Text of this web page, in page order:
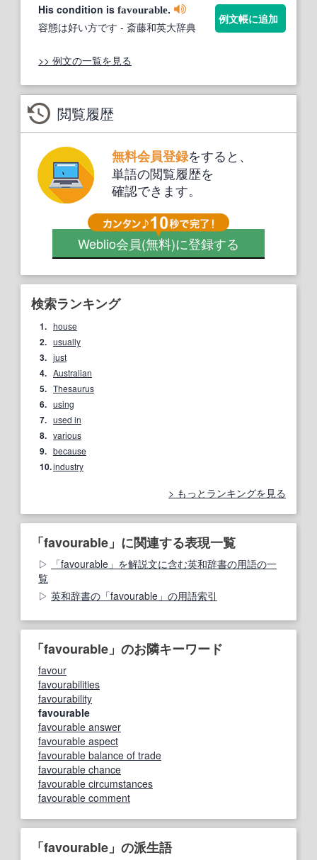
His condition is favourable.
容態は好い方です - 斎藤和英大辞典
例文帳に追加
>> 例文の一覧を見る
閲覧履歴
無料会員登録をすると、
単語の閲覧履歴を
確認できます。
Weblio会員(無料)に登録する
検索ランキング
1. house
2. usually
3. just
4. Australian
5. Thesaurus
6. using
7. used in
8. various
9. because
10.industry
もっとランキングを見る
「favourable」に関連する表現一覧
「favourable」を解説文に含む英和辞書の用語の一
覧
英和辞書の「favourable」の用語索引
「favourable」のお隣キーワード
favour
favourabilities
favourability
favourable
favourable answer
favourable aspect
favourable balance of trade
favourable chance
favourable circumstances
favourable comment
「favourable」の派生語